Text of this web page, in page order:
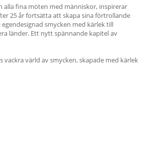
alla fina möten med människor, inspirerar
25 år fortsätta att skapa sina förtrollande
smycken med kärlek till
länder. Ett nytt spännande kapitel av
vackra värld av smycken, skapade med kärlek